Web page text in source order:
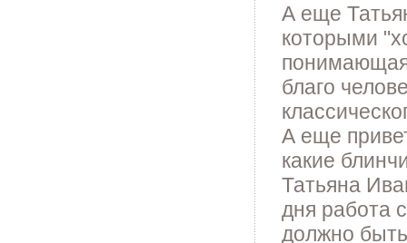
А еще
которыми
благо
А еще
какие
Татьяна
дня работа
должно